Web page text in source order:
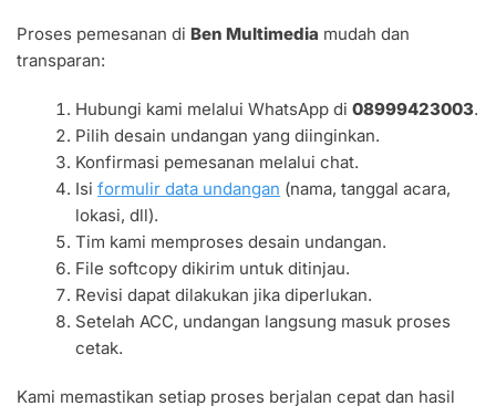
Proses pemesanan di Ben Multimedia mudah dan
transparan:
Hubungi kami melalui WhatsApp di08999423003.
Pilih desain undangan yang diinginkan.
Konfirmasi pemesanan melalui chat.
Isiformulir data undangan (nama, tanggal acara,
lokasi, dll).
Tim kami memproses desain undangan.
File softcopy dikirim untuk ditinjau.
Revisi dapat dilakukan jika diperlukan.
Setelah ACC, undangan langsung masuk proses
cetak.
Kami memastikan setiap proses berjalan cepat dan hasil